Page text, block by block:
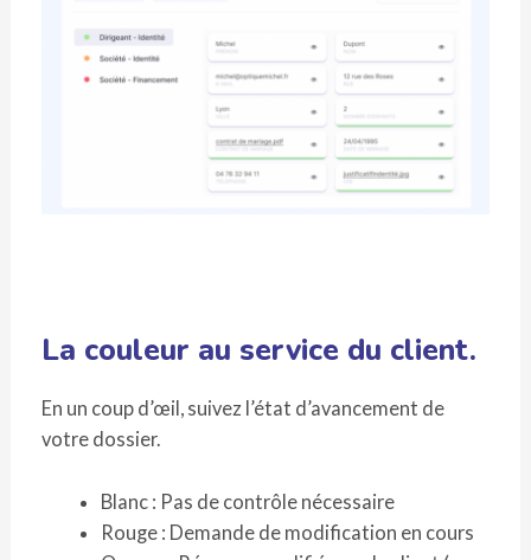
La couleur au service du client.
En un coup d’œil, suivez l’état d’avancement de
votre dossier.
Blanc : Pas de contrôle nécessaire
Rouge : Demande de modification en cours